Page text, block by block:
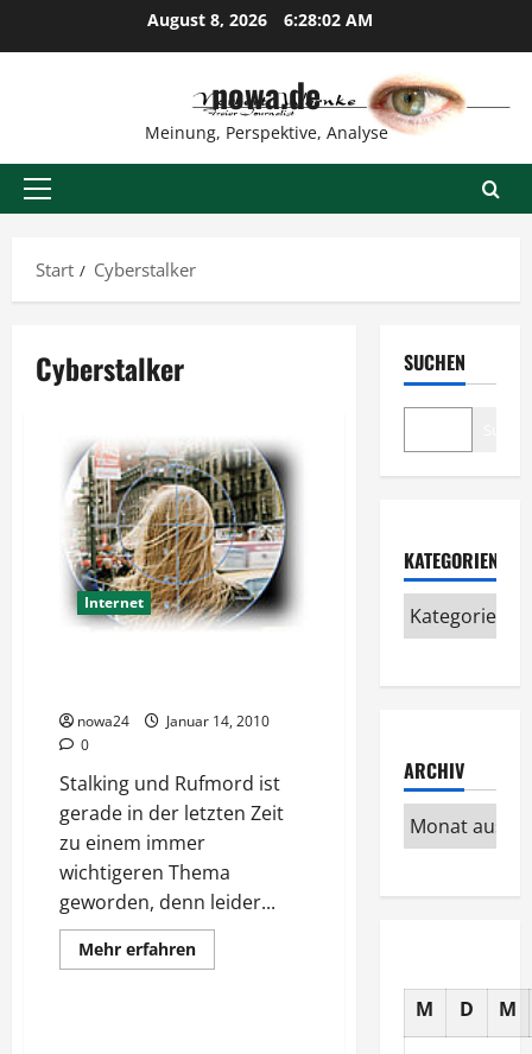
August 8, 2026 6:28:02 AM
nowa.de
Meinung, Perspektive, Analyse
Primäres
Start
Cyberstalker
Cyberstalker
Internet
nowa24
Januar 14, 2010
0
Stalking und Rufmord ist
gerade in der letzten Zeit
zu einem immer
wichtigeren Thema
geworden, denn leider...
Mehr erfahrenMehr
Informationen
Verschiedenes
SUCHEN
KATEGORIEN
ARCHIV
M D M